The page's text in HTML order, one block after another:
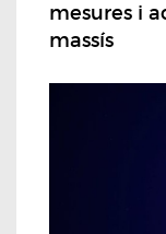
mesures i
massís